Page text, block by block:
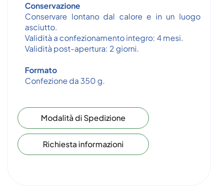
Conservazione
Conservare lontano dal calore e in un luogo
asciutto.
Validità a confezionamento integro: 4 mesi.
Validità post-apertura: 2 giorni.
Formato
Confezione da 350 g.
Modalità di Spedizione
Richiesta informazioni